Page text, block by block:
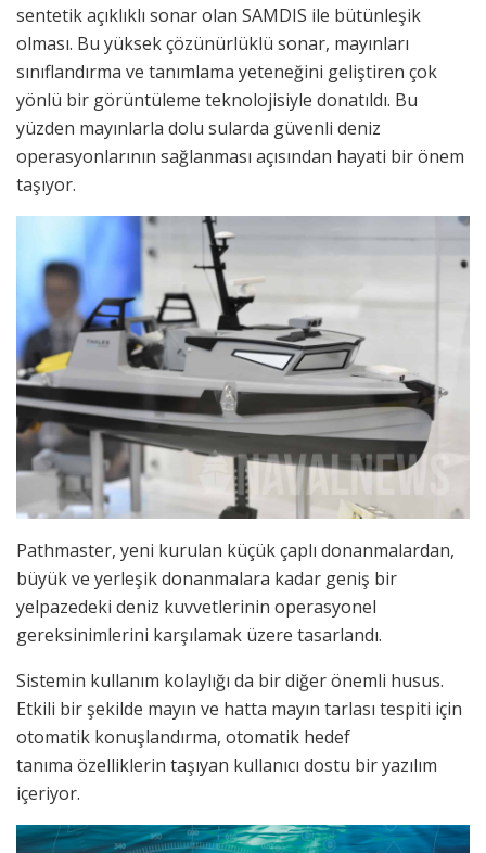
sentetik açıklıklı sonar olan SAMDIS ile bütünleşik
olması. Bu yüksek çözünürlüklü sonar, mayınları
sınıflandırma ve tanımlama yeteneğini geliştiren çok
yönlü bir görüntüleme teknolojisiyle donatıldı. Bu
yüzden mayınlarla dolu sularda güvenli deniz
operasyonlarının sağlanması açısından hayati bir önem
taşıyor.
Pathmaster, yeni kurulan küçük çaplı donanmalardan,
büyük ve yerleşik donanmalara kadar geniş bir
yelpazedeki deniz kuvvetlerinin operasyonel
gereksinimlerini karşılamak üzere tasarlandı.
Sistemin kullanım kolaylığı da bir diğer önemli husus.
Etkili bir şekilde mayın ve hatta mayın tarlası tespiti için
otomatik konuşlandırma, otomatik hedef
tanıma özelliklerin taşıyan kullanıcı dostu bir yazılım
içeriyor.